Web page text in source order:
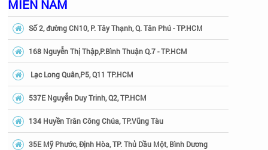
dòng bếp từ Dudoff.
Hiện nay thương hiệu bếp từ Dudoff hỗ trợ bảo
được sửa chữa miễn phí.
- Để sử dụng bếp từ được lâu và không ảnh hưởng
nồi đáy phẳng inox nhiều từ. Những loại nồi được
MIỀN NAM
Số 2, đường CN10, P. Tây Thạnh, Q. Tân Phú - TP.HCM
168 Nguyễn Thị Thập,P.Bình Thuận Q.7 - TP.HCM
Lạc Long Quân,P5, Q11 TP.HCM
537E Nguyễn Duy Trinh, Q2, TP.HCM
134 Huyền Trân Công Chúa, TP.Vũng Tàu
35E Mỹ Phước, Định Hòa, TP. Thủ Dầu Một, Bình Dương